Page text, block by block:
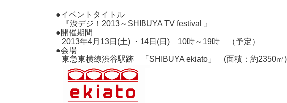
●イベントタイトル
『渋デジ！2013～SHIBUYA TV festival 』
●開催期間
2013年4月13日(土) ・14日(日) 10時～19時 （予定）
●会場
東急東横線渋谷駅跡 「SHIBUYA ekiato」 (面積：約2350㎡)